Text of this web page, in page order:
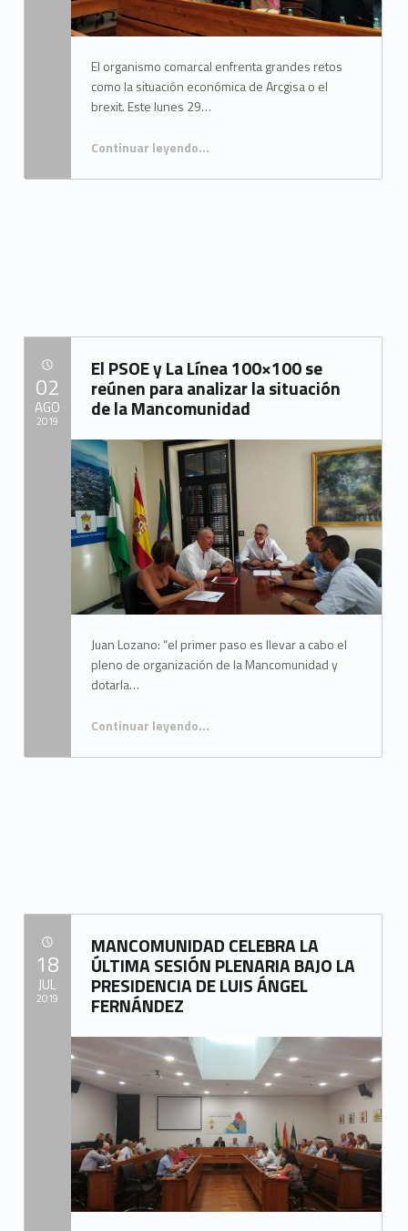
El organismo comarcal enfrenta grandes retos
como la situación económica de Arcgisa o el
brexit. Este lunes 29…
Continuar leyendo…
El PSOE y La Línea 100×100 se
reúnen para analizar la situación
de la Mancomunidad
Juan Lozano: “el primer paso es llevar a cabo el
pleno de organización de la Mancomunidad y
dotarla…
Continuar leyendo…
POSTED ON:02
AGO
2019
MANCOMUNIDAD CELEBRA LA
ÚLTIMA SESIÓN PLENARIA BAJO LA
PRESIDENCIA DE LUIS ÁNGEL
FERNÁNDEZ
POSTED ON:18
JUL
2019